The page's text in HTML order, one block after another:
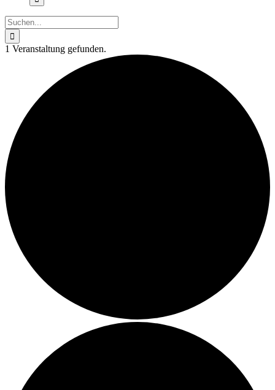
Suche
nach:
1 Veranstaltung gefunden.